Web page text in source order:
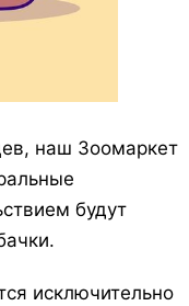
наш Зоомаркет
будут
исключительно